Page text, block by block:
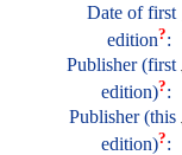
Date of first
edition?:
Publisher (first
edition)?:
Publisher (this
edition)?: